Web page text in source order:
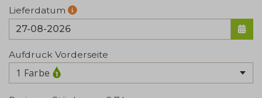
Lieferdatum
Aufdruck Vorderseite
1 Farbe